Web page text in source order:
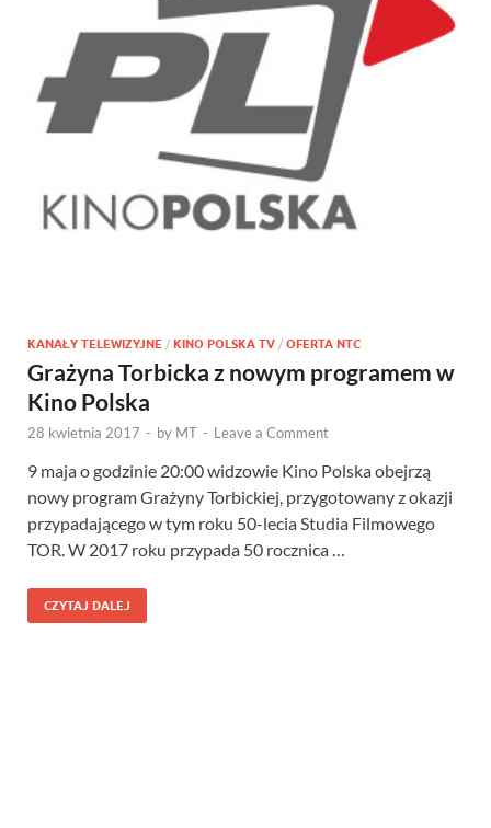
KANAŁY TELEWIZYJNE / KINO POLSKA TV / OFERTA NTC
Grażyna Torbicka z nowym programem w
Kino Polska
28 kwietnia 2017 - by MT - Leave a Comment
9 maja o godzinie 20:00 widzowie Kino Polska obejrzą
nowy program Grażyny Torbickiej, przygotowany z okazji
przypadającego w tym roku 50-lecia Studia Filmowego
TOR. W 2017 roku przypada 50 rocznica …
CZYTAJ DALEJ